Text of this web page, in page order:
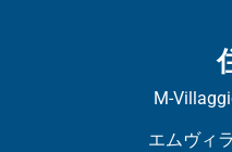
M-
エムヴィ